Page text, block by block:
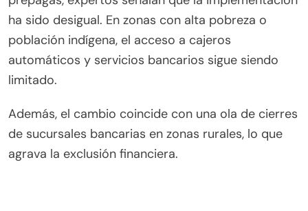
ha sido desigual. En zonas con alta pobreza o
población indígena, el acceso a cajeros
automáticos y servicios bancarios sigue siendo
limitado.
Además, el cambio coincide con una ola de cierres
de sucursales bancarias en zonas rurales, lo que
agrava la exclusión financiera.